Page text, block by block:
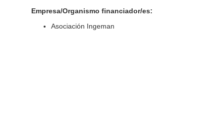
Empresa/Organismo financiador/es:
Asociación Ingeman